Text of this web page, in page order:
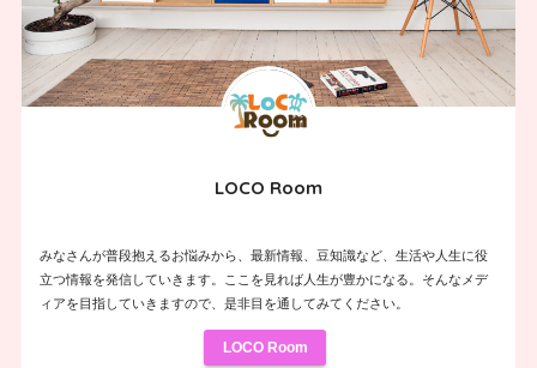
LOCO Room
みなさんが普段抱えるお悩みから、最新情報、豆知識など、生活や人生に役
立つ情報を発信していきます。ここを見れば人生が豊かになる。そんなメデ
ィアを目指していきますので、是非目を通してみてください。
LOCO Room